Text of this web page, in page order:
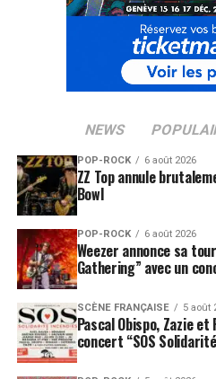
NEWS
POP-ROCK 6 août 2026
ZZ Top annule
Bowl
POP-ROCK 6 août 2026
Weezer annonce sa
Gathering” avec un
SCÈNE FRANÇAISE 5 août
Pascal Obispo, Zazie
concert “SOS